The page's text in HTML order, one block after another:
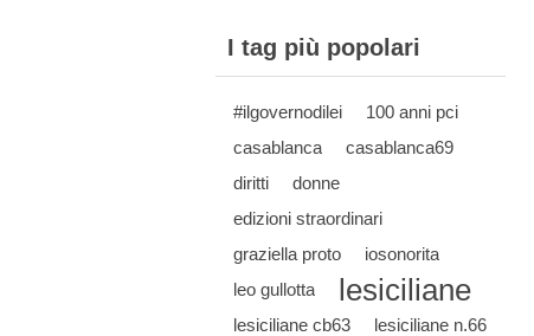
I tag più popolari
#ilgovernodilei
100 anni pci
casablanca
casablanca69
diritti
donne
edizioni straordinari
graziella proto
iosonorita
leo gullotta
lesiciliane
lesiciliane cb63
lesiciliane n.66